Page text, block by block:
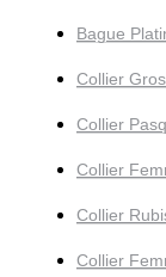
Bague
Collier
Collier
Collier
Collier
Collier